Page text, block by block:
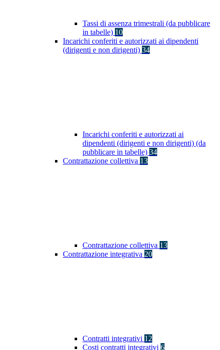
Tassi di assenza trimestrali (da pubblicare
in tabelle) 10
Incarichi conferiti e autorizzati ai dipendenti
(dirigenti e non dirigenti) 34
Incarichi conferiti e autorizzati ai
dipendenti (dirigenti e non dirigenti) (da
pubblicare in tabelle) 34
Contrattazione collettiva 13
Contrattazione collettiva 13
Contrattazione integrativa 20
Contratti integrativi 12
Costi contratti integrativi 6